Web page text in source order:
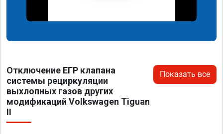
Отключение ЕГР клапана
системы рециркуляции
выхлопных газов других
модификаций Volkswagen Tiguan
II
Показать все